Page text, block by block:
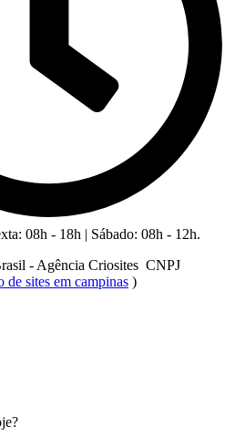
08h - 18h | Sábado: 08h - 12h.
- Agência Criosites CNPJ
de sites em campinas )